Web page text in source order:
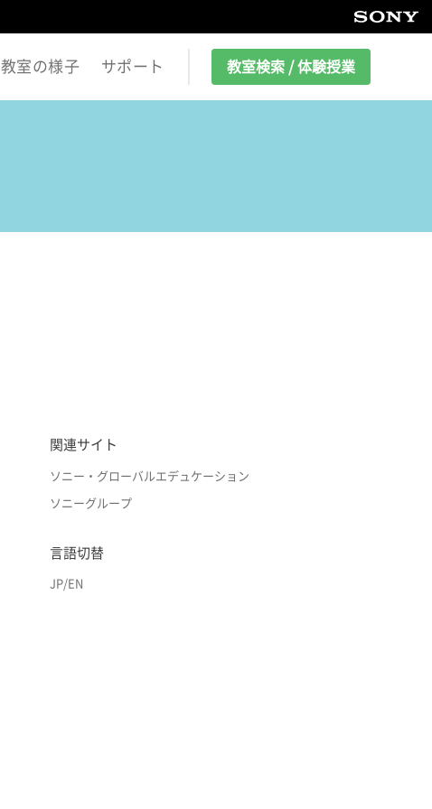
教室の様子 サポート 教室検索 / 体験授業
関連サイト
ソニー・グローバルエデュケーション
ソニーグループ
言語切替
JP/EN